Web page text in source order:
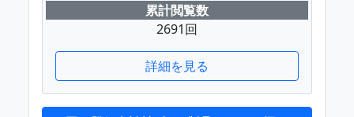
累計閲覧数
2691回
詳細を見る